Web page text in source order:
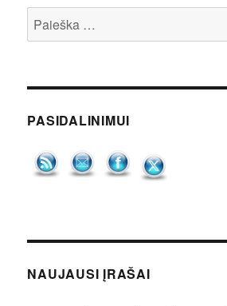
Ieškoti:
PASIDALINIMUI
NAUJAUSI ĮRAŠAI